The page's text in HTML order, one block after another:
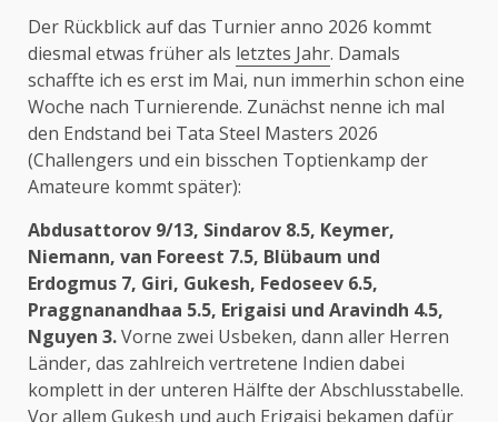
Der Rückblick auf das Turnier anno 2026 kommt
diesmal etwas früher als letztes Jahr. Damals
schaffte ich es erst im Mai, nun immerhin schon eine
Woche nach Turnierende. Zunächst nenne ich mal
den Endstand bei Tata Steel Masters 2026
(Challengers und ein bisschen Toptienkamp der
Amateure kommt später):
Abdusattorov 9/13, Sindarov 8.5, Keymer,
Niemann, van Foreest 7.5, Blübaum und
Erdogmus 7, Giri, Gukesh, Fedoseev 6.5,
Praggnanandhaa 5.5, Erigaisi und Aravindh 4.5,
Nguyen 3.Vorne zwei Usbeken, dann aller Herren
Länder, das zahlreich vertretene Indien dabei
komplett in der unteren Hälfte der Abschlusstabelle.
Vor allem Gukesh und auch Erigaisi bekamen dafür